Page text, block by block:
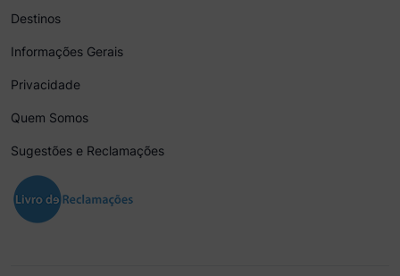
Destinos
Informações Gerais
Privacidade
Quem Somos
Sugestões e Reclamações